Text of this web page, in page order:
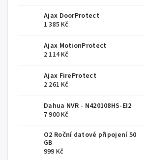
Ajax DoorProtect
1 385 Kč
Ajax MotionProtect
2 114 Kč
Ajax FireProtect
2 261 Kč
Dahua NVR - N420108HS-EI2
7 900 Kč
O2 Roční datové připojení 50
GB
999 Kč